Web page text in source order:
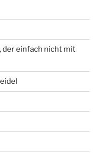
der einfach nicht mit